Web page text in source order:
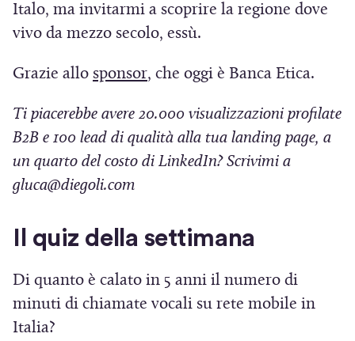
Italo, ma invitarmi a scoprire la regione dove
vivo da mezzo secolo, essù.
Grazie allo sponsor(
i
a
p
i
u
n
, che oggi è Banca Etica.
Ti piacerebbe avere 20.000 visualizzazioni profilate
B2B e 100 lead di qualità alla tua landing page, a
un quarto del costo di LinkedIn? Scrivimi a
gluca@diegoli.com
Il quiz della settimana
Di quanto è calato in 5 anni il numero di
minuti di chiamate vocali su rete mobile in
Italia?